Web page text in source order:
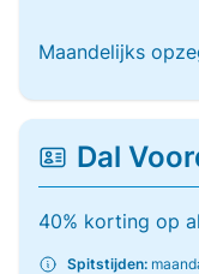
Maandelijks
Dal
40% korting op
Spitstijden: